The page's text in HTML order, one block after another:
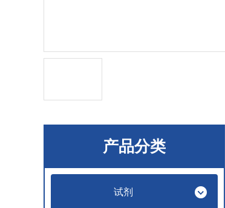
产品分类
试剂